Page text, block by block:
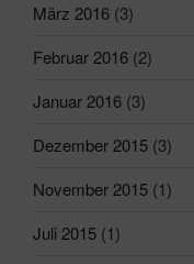
März 2016 (3)
Februar 2016 (2)
Januar 2016 (3)
Dezember 2015 (3)
November 2015 (1)
Juli 2015 (1)